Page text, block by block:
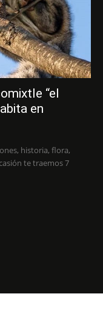
“el
en
historia, flora,
te traemos 7